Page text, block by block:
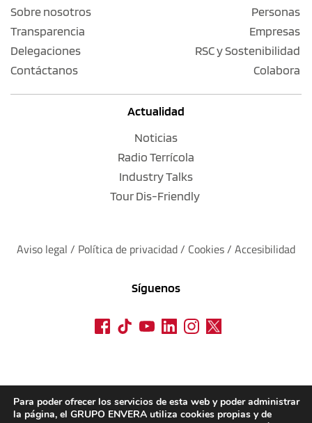
Sobre nosotros
Transparencia
Delegaciones
Contáctanos
Personas
Empresas
RSC y Sostenibilidad
Colabora
Actualidad
Noticias
Radio Terrícola
Industry Talks
Tour Dis-Friendly
Aviso legal / Política de privacidad / Cookies / Accesibilidad
Síguenos
Para poder ofrecer los servicios de esta web y poder administrar
la página, el GRUPO ENVERA utiliza cookies propias y de